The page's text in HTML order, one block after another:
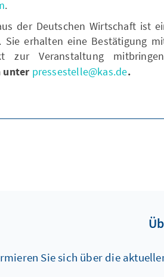
.
der Deutschen Wirtschaft ist
erhalten eine Bestätigung
zur Veranstaltung
unter pressestelle@kas.de.
Sie sich über die